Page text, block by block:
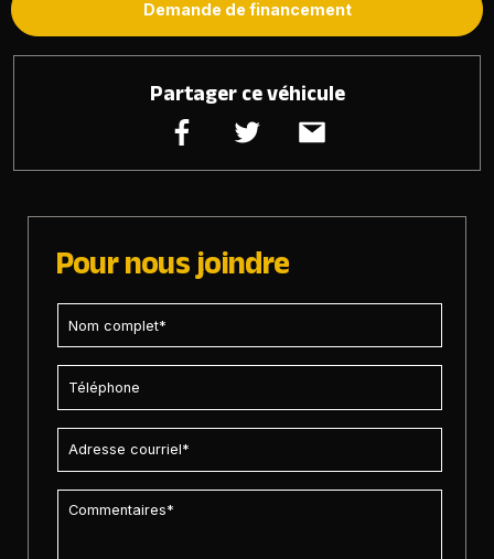
Demande de financement
Partager ce véhicule
Pour nous joindre